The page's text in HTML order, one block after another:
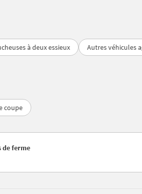
à deux essieux Autres véhicules
coupe
de ferme